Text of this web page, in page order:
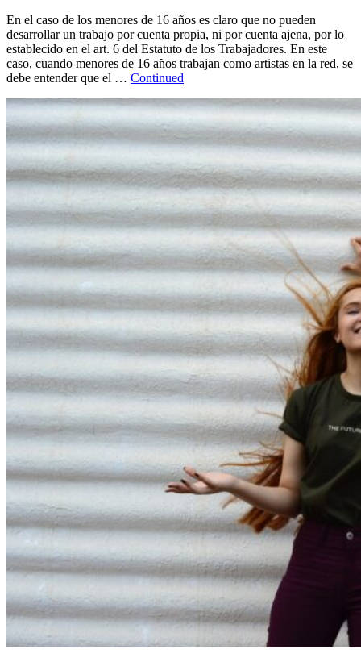
En el caso de los menores de 16 años es claro que no pueden
desarrollar un trabajo por cuenta propia, ni por cuenta ajena, por lo
establecido en el art. 6 del Estatuto de los Trabajadores. En este
caso, cuando menores de 16 años trabajan como artistas en la red, se
debe entender que el … Continued